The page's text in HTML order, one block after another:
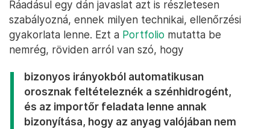
Ráadásul egy dán javaslat azt is részletesen
szabályozná, ennek milyen technikai, ellenőrzési
gyakorlata lenne. Ezt a Portfolio mutatta be
nemrég, röviden arról van szó, hogy
bizonyos irányokból automatikusan
orosznak feltételeznék a szénhidrogént,
és az importőr feladata lenne annak
bizonyítása, hogy az anyag valójában nem